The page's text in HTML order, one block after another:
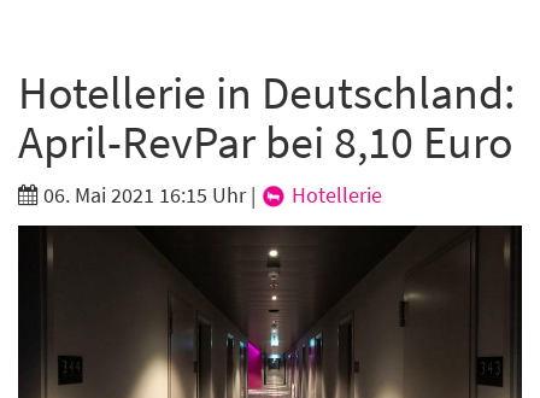
Hotellerie in Deutschland:
April-RevPar bei 8,10 Euro
06. Mai 2021 16:15 Uhr| Hotellerie
E-Mail *
Branche
Ich möchte folgende Newsletter erhalten